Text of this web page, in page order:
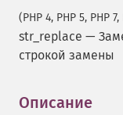
(PHP 4, PHP 5, PHP 7,
str_replace —
строкой замены
Описание